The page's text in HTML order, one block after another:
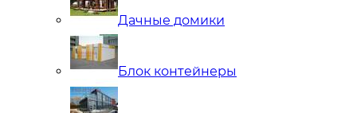
Дачные домики
Блок контейнеры